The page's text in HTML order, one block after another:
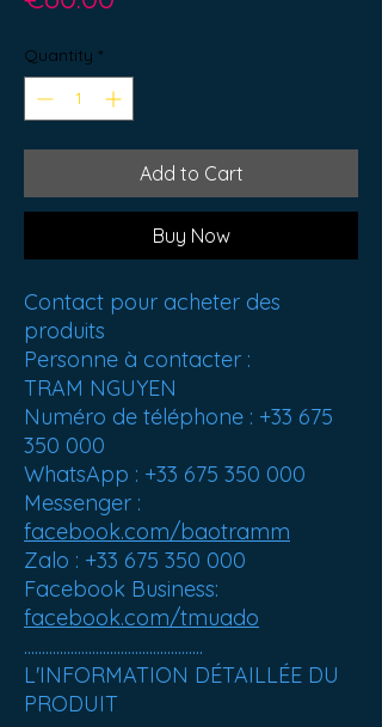
Quantity *
Add to Cart
Buy Now
Contact pour acheter des
produits
Personne à contacter :
TRAM NGUYEN
Numéro de téléphone : +33 675
350 000
WhatsApp : +33 675 350 000
Messenger :
facebook.com/baotramm
Zalo : +33 675 350 000
Facebook Business:
facebook.com/tmuado
..................................................
L'INFORMATION DÉTAILLÉE DU
PRODUIT